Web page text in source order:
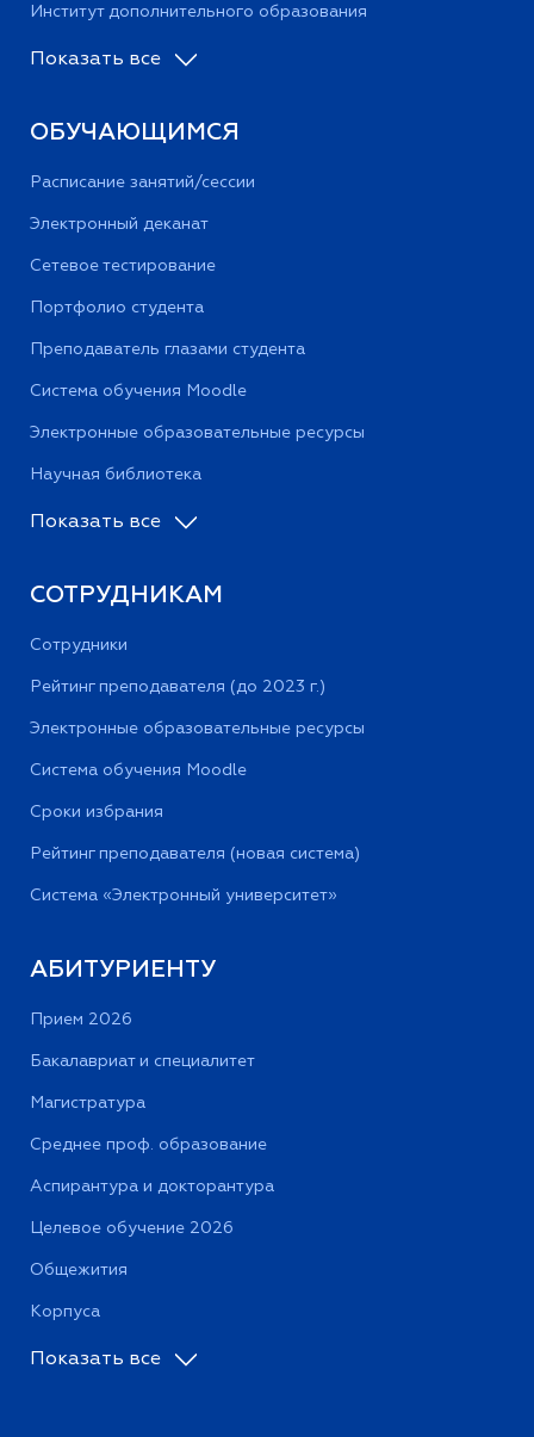
Институт дополнительного образования
Показать все
ОБУЧАЮЩИМСЯ
Расписание занятий/сессии
Электронный деканат
Сетевое тестирование
Портфолио студента
Преподаватель глазами студента
Система обучения Moodle
Электронные образовательные ресурсы
Научная библиотека
Показать все
СОТРУДНИКАМ
Сотрудники
Рейтинг преподавателя (до 2023 г.)
Электронные образовательные ресурсы
Система обучения Moodle
Сроки избрания
Рейтинг преподавателя (новая система)
Система «Электронный университет»
АБИТУРИЕНТУ
Прием 2026
Бакалавриат и специалитет
Магистратура
Среднее проф. образование
Аспирантура и докторантура
Целевое обучение 2026
Общежития
Корпуса
Показать все